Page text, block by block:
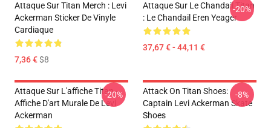
Attaque Sur Titan Merch : Levi
Ackerman Sticker De Vinyle
Cardiaque
7,36 €$8
Attaque Sur Le Chandail Titan
: Le Chandail Eren Yeager
37,67 € - 44,11 €
-20%
Attaque Sur L'affiche Titan -
Affiche D'art Murale De Levi
Ackerman
-20%
Attack On Titan Shoes:
Captain Levi Ackerman Skate
Shoes
-8%